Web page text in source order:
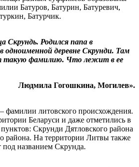
Батуров, Батурин, Батуревич,
Батурчик.
Скрундь. Родился папа в
одноименной деревне Скрунди. Там
такую фамилию. Что лежит в ее
Людмила Гогошкина, Могилев».
литовского происхождения.
Беларуси и даже отметились в
Скрунди Дятловского района
района. На территории Литвы также
под названием Скрунда.